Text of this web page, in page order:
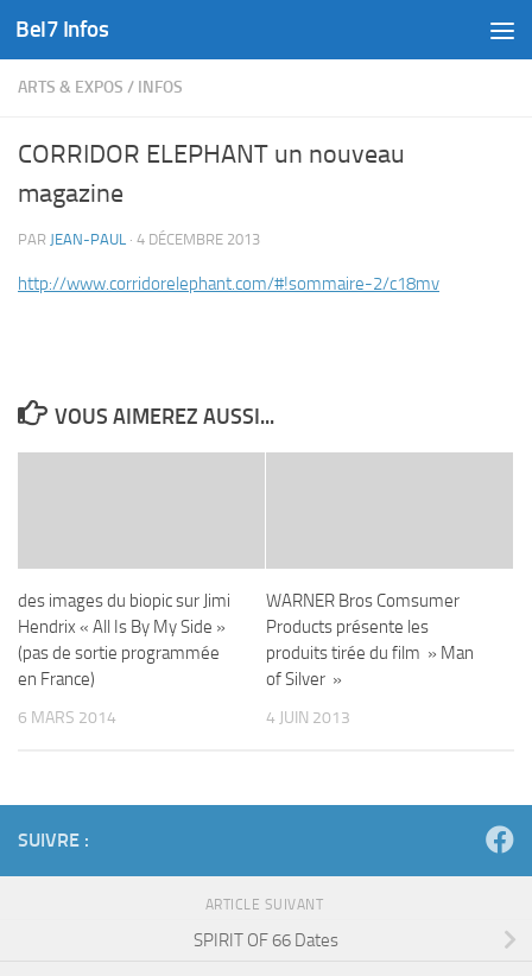
Skip to content
Bel7 Infos
ARTS & EXPOS / INFOS
CORRIDOR ELEPHANT un nouveau
magazine
PAR JEAN-PAUL · 4 DÉCEMBRE 2013
http://www.corridorelephant.com/#!sommaire-2/c18mv
VOUS AIMEREZ AUSSI...
des images du biopic sur Jimi
Hendrix « All Is By My Side »
(pas de sortie programmée
en France)
6 MARS 2014
WARNER Bros Comsumer
Products présente les
produits tirée du film » Man
of Silver »
4 JUIN 2013
SUIVRE :
ARTICLE SUIVANT
SPIRIT OF 66 Dates